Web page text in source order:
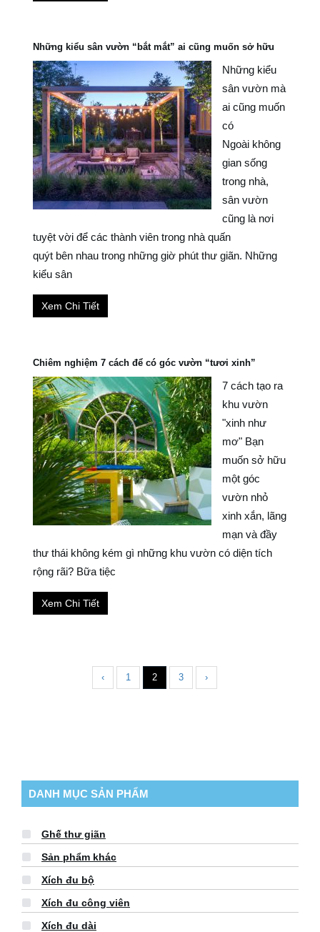
Những kiểu sân vườn “bắt mắt” ai cũng muốn sở hữu
Những kiểu
sân vườn mà
ai cũng muốn
có
Ngoài không
gian sống
trong nhà,
sân vườn
cũng là nơi
tuyệt vời để các thành viên trong nhà quấn
quýt bên nhau trong những giờ phút thư giãn. Những
kiểu sân
Xem Chi Tiết
Chiêm nghiệm 7 cách để có góc vườn “tươi xinh”
7 cách tạo ra
khu vườn
"xinh như
mơ" Bạn
muốn sở hữu
một góc
vườn nhỏ
xinh xắn, lãng
mạn và đầy
thư thái không kém gì những khu vườn có diện tích
rộng rãi? Bữa tiệc
Xem Chi Tiết
‹ 1 2 3 ›
DANH MỤC SẢN PHẨM
Ghế thư giãn
Sản phẩm khác
Xích đu bộ
Xích đu công viên
Xích đu dài